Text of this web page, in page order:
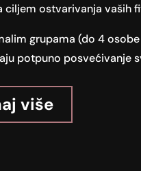
ciljem ostvarivanja vaših
grupama (do 4
potpuno posvećivanje
više